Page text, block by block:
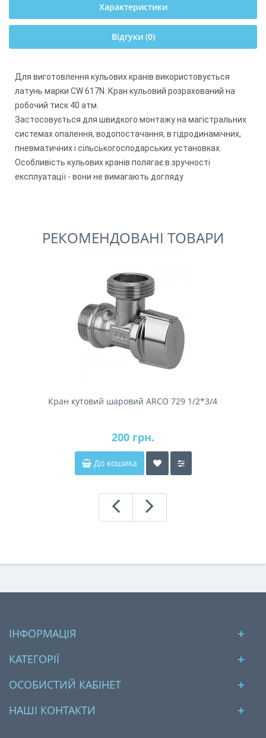
Характеристики
Відгуки (0)
Для виготовлення кульових кранів використовується
латунь марки CW 617N. Кран кульовий розрахований на
робочий тиск 40 атм.
Застосовується для швидкого монтажу на магістральних
системах опалення, водопостачання, в гідродинамічних,
пневматичних і сільськогосподарських установках.
Особливість кульових кранів полягає в зручності
експлуатації - вони не вимагають догляду
РЕКОМЕНДОВАНІ ТОВАРИ
Кран кутовий шаровий ARCO 729 1/2*3/4
200 грн.
До кошика
ІНФОРМАЦІЯ
КАТЕГОРІЇ
ОСОБИСТИЙ КАБІНЕТ
НАШІ КОНТАКТИ